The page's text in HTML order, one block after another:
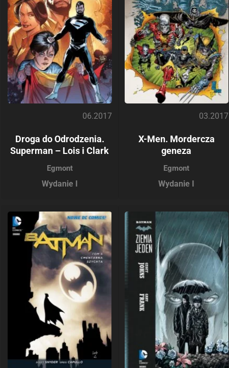
06.2017
Droga do Odrodzenia.
Superman – Lois i Clark
Egmont
Wydanie I
03.2017
X-Men. Mordercza
geneza
Egmont
Wydanie I